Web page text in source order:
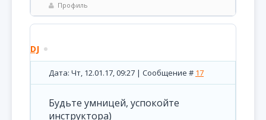
Профиль
DJ
Дата: Чт, 12.01.17, 09:27 | Сообщение # 17
Будьте умницей, успокойте
инструктора)